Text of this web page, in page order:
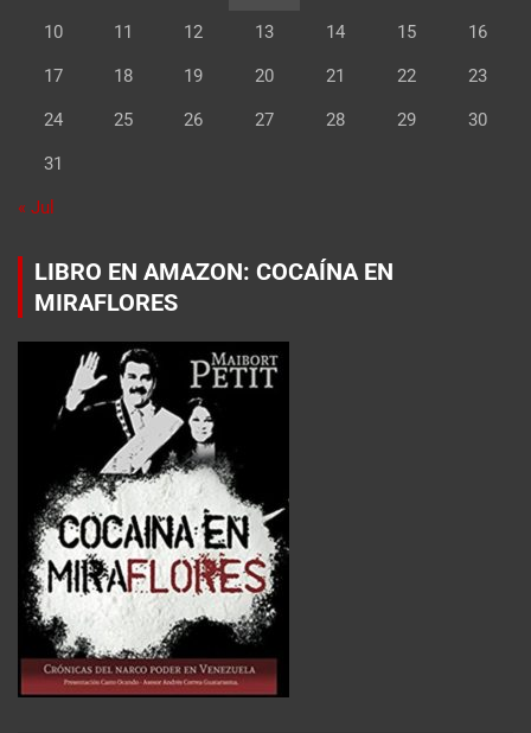
10 11 12 13 14 15 16
17 18 19 20 21 22 23
24 25 26 27 28 29 30
31
« Jul
LIBRO EN AMAZON: COCAÍNA EN
MIRAFLORES